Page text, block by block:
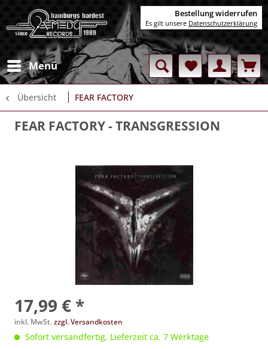
Menü
Übersicht FEAR FACTORY
FEAR FACTORY- TRANSGRESSION
17,99 € *
inkl. MwSt.zzgl. Versandkosten
Sofort versandfertig, Lieferzeit ca. 7 Werktage
Bestellung widerrufen
Es gilt unsere Datenschutzerklärung